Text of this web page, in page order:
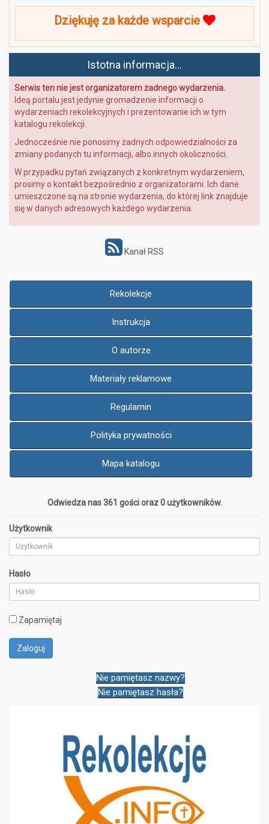
Dziękuję za każde wsparcie
Istotna informacja...
Serwis ten nie jest organizatorem żadnego wydarzenia.
Ideą portalu jest jedynie gromadzenie informacji o
wydarzeniach rekolekcyjnych i prezentowanie ich w tym
katalogu rekolekcji.
Jednocześnie nie ponosimy żadnych odpowiedzialności za
zmiany podanych tu informacji, albo innych okoliczności.
W przypadku pytań związanych z konkretnym wydarzeniem,
prosimy o kontakt bezpośrednio z organizatorami. Ich dane
umieszczone są na stronie wydarzenia, do której link znajduje
się w danych adresowych każdego wydarzenia.
Kanał RSS
Rekolekcje
Instrukcja
O autorze
Materiały reklamowe
Regulamin
Polityka prywatności
Mapa katalogu
Odwiedza nas 361 gości oraz 0 użytkowników.
Użytkownik
Hasło
Zapamiętaj
Nie pamiętasz nazwy?
Nie pamiętasz hasła?